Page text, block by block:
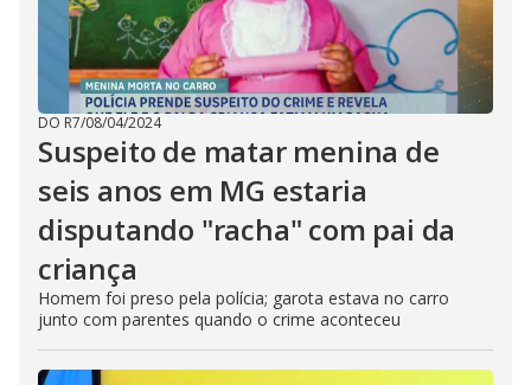
DO R7/08/04/2024
Suspeito de matar menina de
seis anos em MG estaria
disputando "racha" com pai da
criança
Homem foi preso pela polícia; garota estava no carro
junto com parentes quando o crime aconteceu